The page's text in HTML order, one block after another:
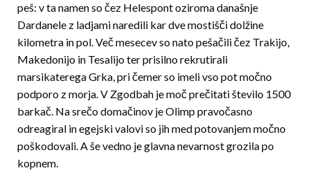
peš: v ta namen so čez Helespont oziroma današnje
Dardanele z ladjami naredili kar dve mostišči dolžine
kilometra in pol. Več mesecev so nato pešačili čez Trakijo,
Makedonijo in Tesalijo ter prisilno rekrutirali
marsikaterega Grka, pri čemer so imeli vso pot močno
podporo z morja. V Zgodbah je moč prečitati število 1500
barkač. Na srečo domačinov je Olimp pravočasno
odreagiral in egejski valovi so jih med potovanjem močno
poškodovali. A še vedno je glavna nevarnost grozila po
kopnem.